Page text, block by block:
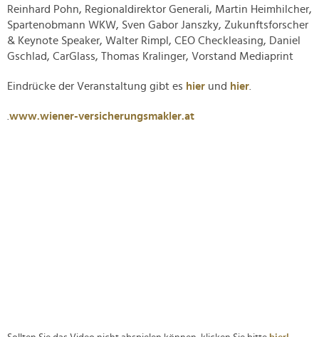
Reinhard Pohn, Regionaldirektor Generali, Martin Heimhilcher,
Spartenobmann WKW, Sven Gabor Janszky, Zukunftsforscher
& Keynote Speaker, Walter Rimpl, CEO Checkleasing, Daniel
Gschlad, CarGlass, Thomas Kralinger, Vorstand Mediaprint
Eindrücke der Veranstaltung gibt es hier und hier
www.wiener-versicherungsmakler.at